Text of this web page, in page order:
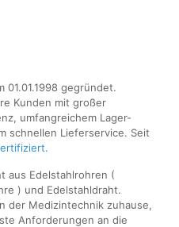
01.01.1998 gegründet.
Kunden mit großer
umfangreichem Lager-
schnellen Lieferservice. Seit
aus Edelstahlrohren (
) und Edelstahldraht.
der Medizintechnik zuhause,
Anforderungen an die